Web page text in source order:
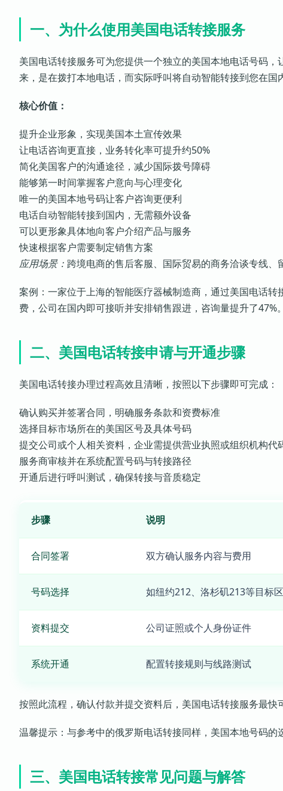
一、为什么使用美国电话转接服务
美国电话转接服务可为您提供一个独立的美国本地电话号码
来，是在拨打本地电话，而实际呼叫将自动智能转接到您在国
核心价值：
提升企业形象，实现美国本土宣传效果
让电话咨询更直接，业务转化率可提升约50%
简化美国客户的沟通途径，减少国际拨号障碍
能够第一时间掌握客户意向与心理变化
唯一的美国本地号码让客户咨询更便利
电话自动智能转接到国内，无需额外设备
可以更形象具体地向客户介绍产品与服务
快速根据客户需要制定销售方案
应用场景： 跨境电商的售后客服、国际贸易的商务洽谈专线
案例：一家位于上海的智能医疗器械制造商，通过美国电话
费，公司在国内即可接听并安排销售跟进，咨询量提升了47%。
二、美国电话转接申请与开通步骤
美国电话转接办理过程高效且清晰，按照以下步骤即可完成：
确认购买并签署合同，明确服务条款和资费标准
选择目标市场所在的美国区号及具体号码
提交公司或个人相关资料，企业需提供营业执照或组织机构代
服务商审核并在系统配置号码与转接路径
开通后进行呼叫测试，确保转接与音质稳定
步骤 说明
合同签署 双方确认服务内容与费用
号码选择 如纽约212、洛杉矶213等目标
资料提交 公司证照或个人身份证件
系统开通 配置转接规则与线路测试
按照此流程，确认付款并提交资料后，美国电话转接服务最快
温馨提示：与参考中的俄罗斯电话转接同样，美国本地号码
三、美国电话转接常见问题与解答